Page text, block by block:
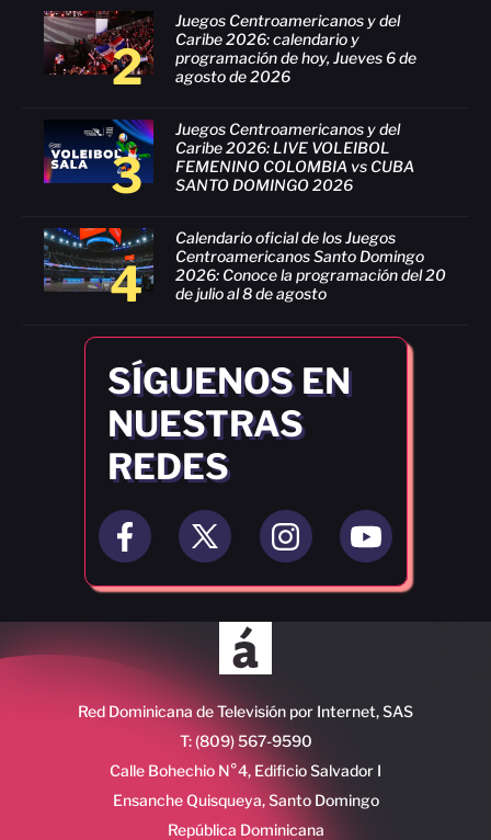
2
Juegos Centroamericanos y del
Caribe 2026: calendario y
programación de hoy, Jueves 6 de
agosto de 2026
3
Juegos Centroamericanos y del
Caribe 2026: LIVE VOLEIBOL
FEMENINO COLOMBIA vs CUBA
SANTO DOMINGO 2026
4
Calendario oficial de los Juegos
Centroamericanos Santo Domingo
2026: Conoce la programación del 20
de julio al 8 de agosto
SÍGUENOS EN
NUESTRAS
REDES
Red Dominicana de Televisión por Internet, SAS
T: (809) 567-9590
Calle Bohechio N°4, Edificio Salvador I
Ensanche Quisqueya, Santo Domingo
República Dominicana